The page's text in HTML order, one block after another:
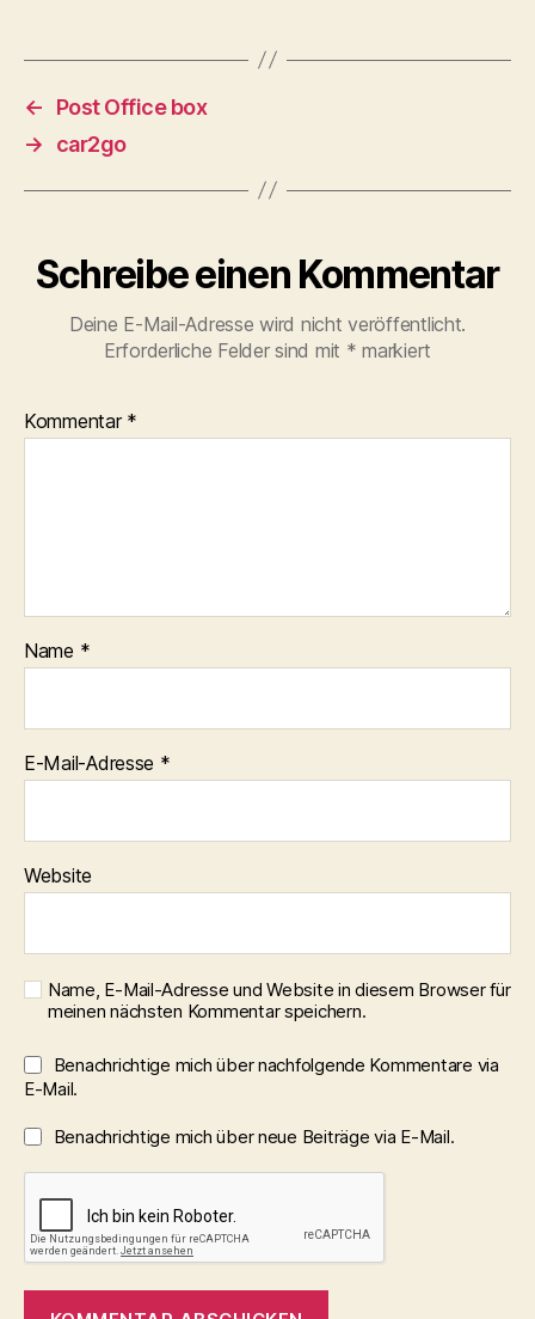
←
Post Office box
→
car2go
Schreibe einen Kommentar
Deine E-Mail-Adresse wird nicht veröffentlicht.
Erforderliche Felder sind mit * markiert
Kommentar *
Name *
E-Mail-Adresse *
Website
Name, E-Mail-Adresse und Website in diesem Browser für
meinen nächsten Kommentar speichern.
Benachrichtige mich über nachfolgende Kommentare via
E-Mail.
Benachrichtige mich über neue Beiträge via E-Mail.